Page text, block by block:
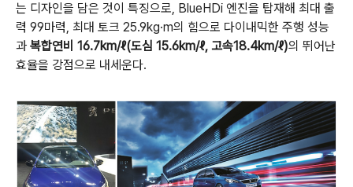
는 디자인을 담은 것이 특징으로, BlueHDi 엔진을 탑재해 최대 출
력 99마력, 최대 토크 25.9kg·m의 힘으로 다이내믹한 주행 성능
과 복합연비 16.7km/ℓ(도심 15.6km/ℓ, 고속18.4km/ℓ)의 뛰어난
효율을 강점으로 내세운다.